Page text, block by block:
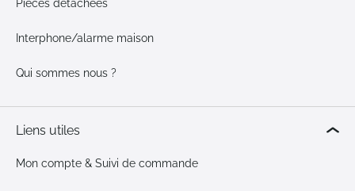
Pièces détachées
Interphone/alarme maison
Qui sommes nous ?
Liens utiles
Mon compte & Suivi de commande